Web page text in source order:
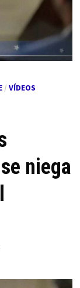
/ VÍDEOS
niega